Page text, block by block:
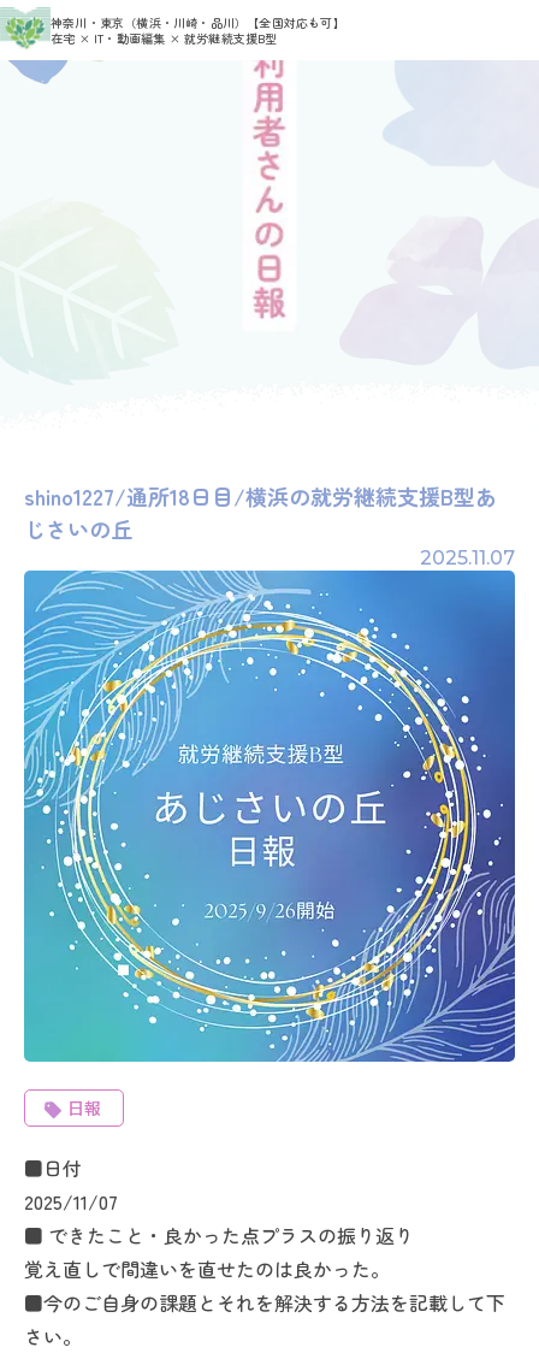
神奈川・東京（横浜・川崎・品川）
【全国対応も可】
在宅 × IT・動画編集 × 就労継続支援B型
HOME > 利用者さんの日報 > shino1227
shino1227/通所18日目/横浜の就労継続支援B型あ
じさいの丘
2025.11.07
日報
■日付
2025/11/07
■ できたこと・良かった点プラスの振り返り
覚え直しで間違いを直せたのは良かった。
■今のご自身の課題とそれを解決する方法を記載して下
さい。